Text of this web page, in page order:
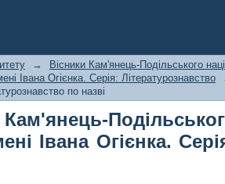
по назві
→ Вісники Кам'янець-Подільського
Івана Огієнка. Серія: Літературознавство
по назві
Івана Огієнка.